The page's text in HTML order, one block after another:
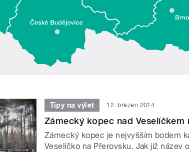
Tipy na výlet 12. březen 2014
Zámecký kopec nad Veselíčkem
Zámecký kopec je nejvyšším bodem
Veselíčko na Přerovsku. Jak již název